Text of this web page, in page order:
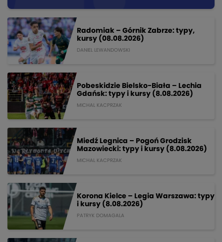
Radomiak – Górnik Zabrze: typy,
kursy (08.08.2026)
DANIEL LEWANDOWSKI
Pobeskidzie Bielsko-Biała – Lechia
Gdańsk: typy i kursy (8.08.2026)
MICHAL KACPRZAK
Miedź Legnica – Pogoń Grodzisk
Mazowiecki: typy i kursy (8.08.2026)
MICHAL KACPRZAK
Korona Kielce – Legia Warszawa: typy
i kursy (8.08.2026)
PATRYK DOMAGALA